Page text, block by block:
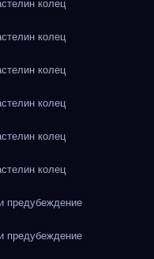
колец
колец
колец
колец
колец
колец
предубеждение
предубеждение